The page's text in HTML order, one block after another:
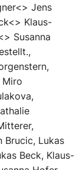
Jens
Klaus-
Susanna
Miro
Brucic, Lukas
Beck, Klaus-